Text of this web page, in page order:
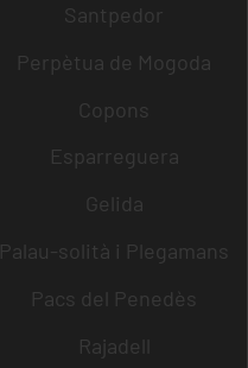
Santpedor
Perpètua de Mogoda
Copons
Esparreguera
Gelida
Palau-solità i Plegamans
Pacs del Penedès
Rajadell